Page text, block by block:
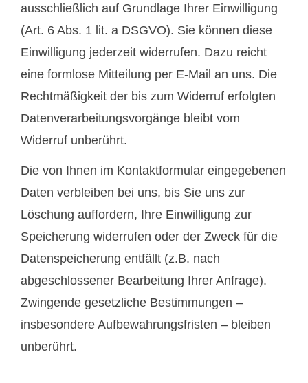
ausschließlich auf Grundlage Ihrer Einwilligung
(Art. 6 Abs. 1 lit. a DSGVO). Sie können diese
Einwilligung jederzeit widerrufen. Dazu reicht
eine formlose Mitteilung per E-Mail an uns. Die
Rechtmäßigkeit der bis zum Widerruf erfolgten
Datenverarbeitungsvorgänge bleibt vom
Widerruf unberührt.
Die von Ihnen im Kontaktformular eingegebenen
Daten verbleiben bei uns, bis Sie uns zur
Löschung auffordern, Ihre Einwilligung zur
Speicherung widerrufen oder der Zweck für die
Datenspeicherung entfällt (z.B. nach
abgeschlossener Bearbeitung Ihrer Anfrage).
Zwingende gesetzliche Bestimmungen –
insbesondere Aufbewahrungsfristen – bleiben
unberührt.